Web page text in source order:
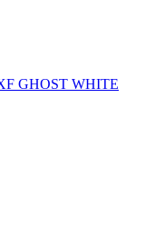
GHOST WHITE